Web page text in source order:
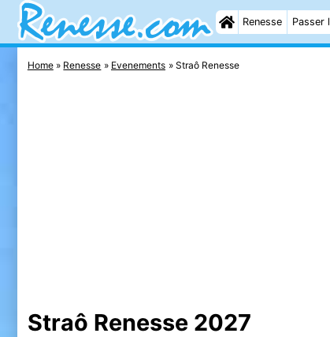
Renesse Passer
Home Renesse Evenements Straô Renesse
Straô Renesse 2027